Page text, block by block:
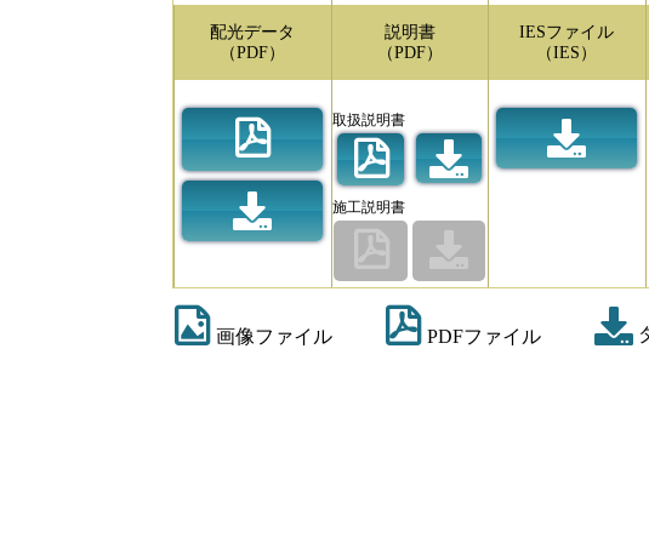
配光データ
（PDF）
説明書
（PDF）
取扱説明書
施工説明書
IESファイル
（IES）
画像ファイル PDFファイル